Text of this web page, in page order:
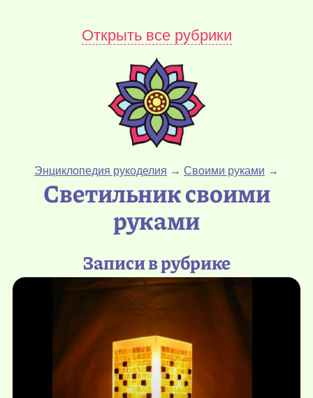
Открыть все рубрики
Энциклопедия рукоделия → Своими руками →
Светильник своими
руками
Записи в рубрике